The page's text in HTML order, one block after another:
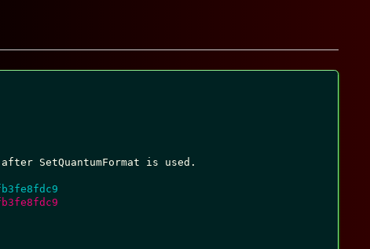
SetQuantumFormat is used.